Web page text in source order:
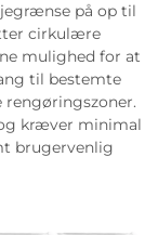
på op til
cirkulære
mulighed for at
til bestemte
kræver minimal
brugervenlig